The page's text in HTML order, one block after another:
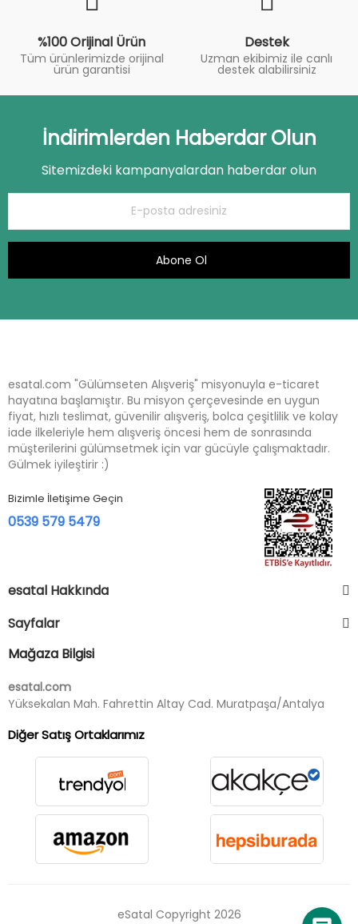
%100 Orijinal Ürün
Tüm ürünlerimizde orijinal
ürün garantisi
Destek
Uzman ekibimiz ile canlı
destek alabilirsiniz
İndirimlerden Haberdar Olun
Sitemizdeki kampanyalardan haberdar olun
Abone Ol
esatal.com "Gülümseten Alışveriş" misyonuyla e-ticaret
hayatına başlamıştır. Bu misyon çerçevesinde en uygun
fiyat, hızlı teslimat, güvenilir alışveriş, bolca çeşitlilik ve kolay
iade ilkeleriyle hem alışveriş öncesi hem de sonrasında
müşterilerini gülümsetmek için var gücüyle çalışmaktadır.
Gülmek iyileştirir :)
Bizimle İletişime Geçin
0539 579 5479
esatal Hakkında
Sayfalar
Mağaza Bilgisi
esatal.com
Yüksekalan Mah. Fahrettin Altay Cad. Muratpaşa/Antalya
Diğer Satış Ortaklarımız
eSatal Copyright 2026